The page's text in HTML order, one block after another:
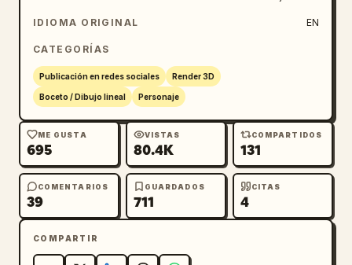
IDIOMA ORIGINAL EN
CATEGORÍAS
Publicación en redes sociales Render 3D
Boceto / Dibujo lineal Personaje
ME GUSTA
695
VISTAS
80.4K
COMPARTIDOS
131
COMENTARIOS
39
GUARDADOS
711
CITAS
4
COMPARTIR